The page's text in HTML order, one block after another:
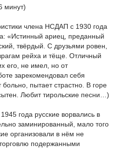
минут)
члена НСДАП с 1930 года
«Истинный ариец, преданный
твёрдый. С друзьями ровен,
рейха и тёще. Отличный
его, не имел, но от
зарекомендовал себя
пытает страстно. В горе
Любит тирольские песни…)
года русские ворвались в
заминированный, мало того
организовали в нём не
подержанными